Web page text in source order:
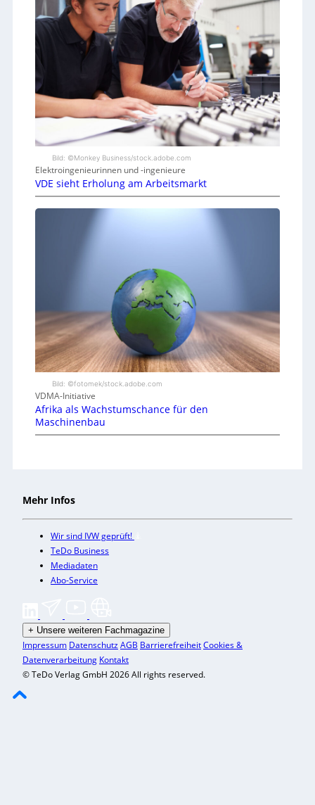
Bild: ©Monkey Business/stock.adobe.com
Elektroingenieurinnen und -ingenieure
VDE sieht Erholung am Arbeitsmarkt
Bild: ©fotomek/stock.adobe.com
VDMA-Initiative
Afrika als Wachstumschance für den
Maschinenbau
Mehr Infos
Wir sind IVW geprüft!
TeDo Business
Mediadaten
Abo-Service
+ Unsere weiteren Fachmagazine
Impressum DatenschutzAGB BarrierefreiheitCookies &
Datenverarbeitung Kontakt
© TeDo Verlag GmbH 2026 All rights reserved.